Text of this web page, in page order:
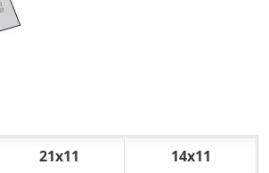
21х11
14х11